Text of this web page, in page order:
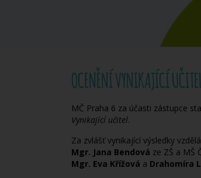
OCENĚNÍ VYNIKAJÍCÍ
MČ Praha 6 za účasti zástupce
Vynikající učitel.
Za zvlášť vynikající výsledky
Mgr. Jana Bendová ze ZŠ a MŠ
Mgr. Eva Křížová a Drahomíra